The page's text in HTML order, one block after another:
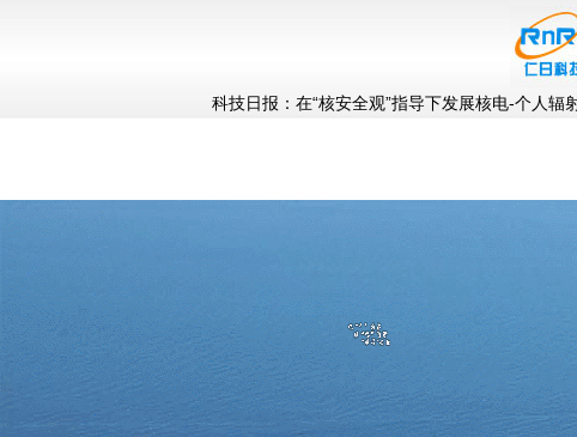
科技日报：在“核安全观”指导下发展核电-个人